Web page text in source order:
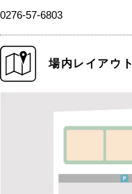
0276-57-6803
場内レイアウト